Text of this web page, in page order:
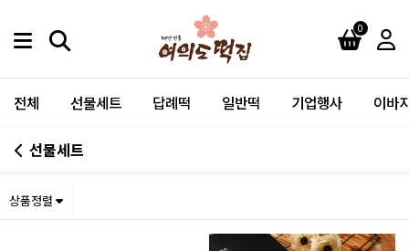
0
전체 선물세트 답례떡 일반떡 기업행사 이바
선물세트
상품정렬